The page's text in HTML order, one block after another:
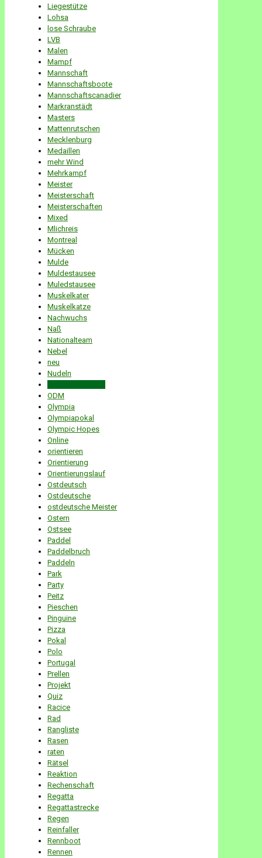
Liegestütze
Lohsa
lose Schraube
LVB
Malen
Mampf
Mannschaft
Mannschaftsboote
Mannschaftscanadier
Markranstädt
Masters
Mattenrutschen
Mecklenburg
Medaillen
mehr Wind
Mehrkampf
Meister
Meisterschaft
Meisterschaften
Mixed
Mlichreis
Montreal
Mücken
Mulde
Muldestausee
Muledstausee
Muskelkater
Muskelkatze
Nachwuchs
Naß
Nationalteam
Nebel
neu
Nudeln
ODM
Olympia
Olympiapokal
Olympic Hopes
Online
orientieren
Orientierung
Orientierungslauf
Ostdeutsch
Ostdeutsche
ostdeutsche Meister
Ostern
Ostsee
Paddel
Paddelbruch
Paddeln
Park
Party
Peitz
Pieschen
Pinguine
Pizza
Pokal
Polo
Portugal
Prellen
Projekt
Quiz
Racice
Rad
Rangliste
Rasen
raten
Rätsel
Reaktion
Rechenschaft
Regatta
Regattastrecke
Regen
Reinfaller
Rennboot
Rennen